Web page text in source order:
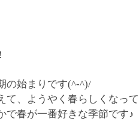
の始まりです(^-^)/
て、ようやく春らしくなっ
で春が一番好きな季節です♪